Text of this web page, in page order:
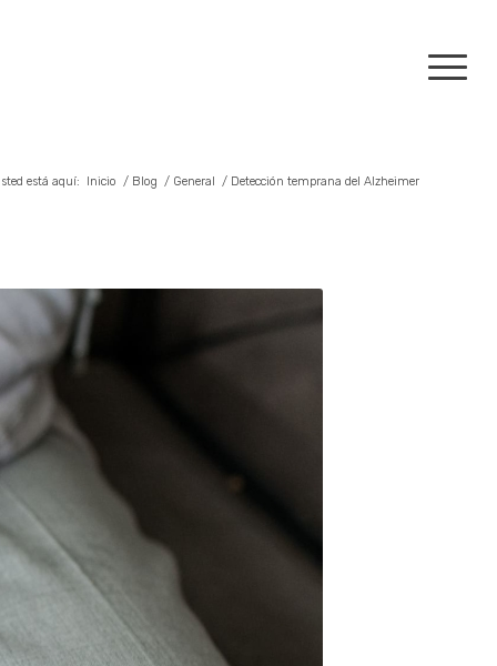
está aquí: Inicio / Blog / General / Detección temprana del Alzheimer